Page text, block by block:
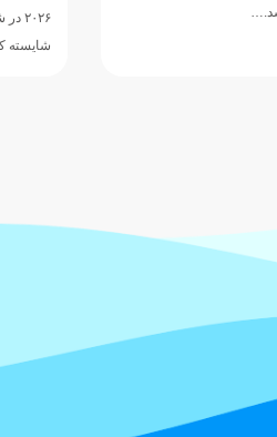
قزاقستان، هومر عباسی ملی‌پوش